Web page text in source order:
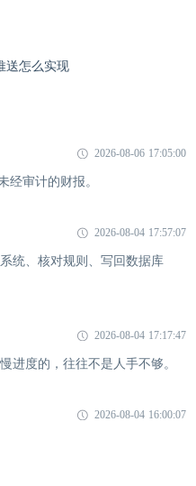
送怎么实现
2026-08-06 17:05:00
审计的财报。
2026-08-04 17:57:07
统、核对规则、写回数据库
2026-08-04 17:17:47
度的，往往不是人手不够。
2026-08-04 16:00:07